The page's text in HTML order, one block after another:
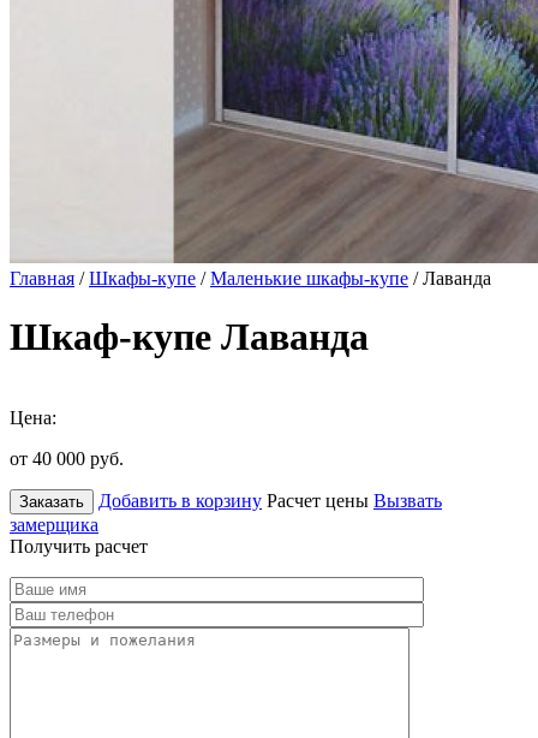
Главная /Шкафы-купе /Маленькие шкафы-купе / Лаванда
Шкаф-купе Лаванда
Цена:
от 40 000 руб.
Заказать Добавить в корзину Расчет цены Вызвать
замерщика
Получить расчет